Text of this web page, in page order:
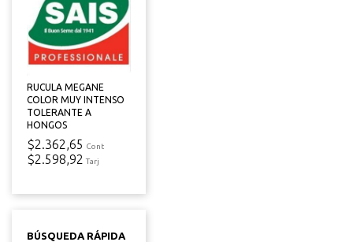
RUCULA MEGANE
COLOR MUY INTENSO
TOLERANTE A
HONGOS
$2.362,65 Cont
$2.598,92 Tarj
BÚSQUEDA RÁPIDA